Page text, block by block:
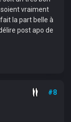
vraiment
la part belle à
post apo de
#8